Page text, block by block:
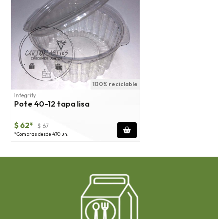
100% reciclable
Integrity
Pote 40-12 tapa lisa
$ 62* $ 67
*Compras desde 470 un.